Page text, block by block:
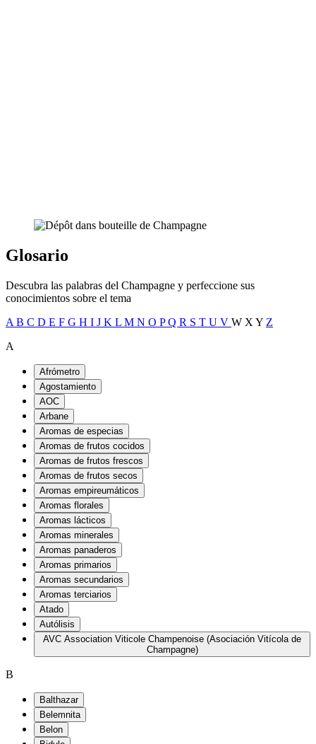
Glosario
Descubra las palabras del Champagne y perfeccione sus
conocimientos sobre el tema
A B C D E F G H I J K L M N O PQ R S T U V W X Y Z
A
Afrómetro
Agostamiento
AOC
Arbane
Aromas de especias
Aromas de frutos cocidos
Aromas de frutos frescos
Aromas de frutos secos
Aromas empireumáticos
Aromas florales
Aromas lácticos
Aromas minerales
Aromas panaderos
Aromas primarios
Aromas secundarios
Aromas terciarios
Atado
Autólisis
AVC Association Viticole Champenoise (Asociación Vitícola de
Champagne)
B
Balthazar
Belemnita
Belon